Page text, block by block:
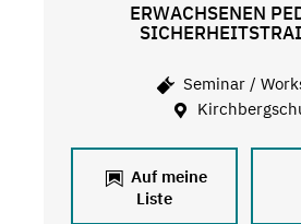
ERWACHSENEN
Seminar /
Auf meine
Liste